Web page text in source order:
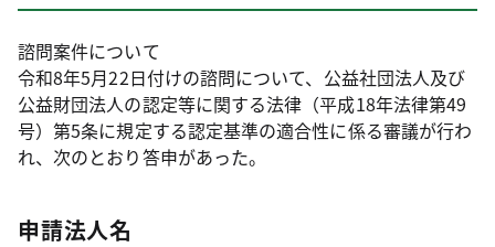
諮問案件について
令和8年5月22日付けの諮問について、公益社団法人及び
公益財団法人の認定等に関する法律（平成18年法律第49
号）第5条に規定する認定基準の適合性に係る審議が行わ
れ、次のとおり答申があった。
申請法人名